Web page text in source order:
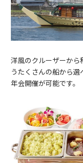
洋風のクルーザーか
うたくさんの船から
年会開催が可能です。